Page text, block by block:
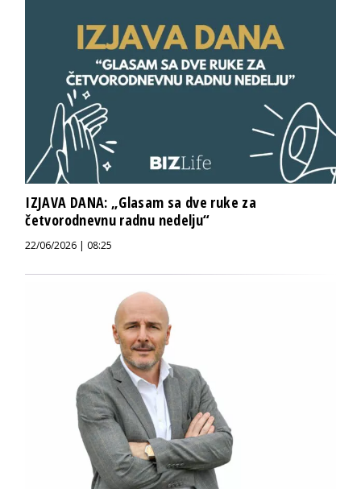
IZJAVA DANA: „Glasam sa dve ruke za
četvorodnevnu radnu nedelju“
22/06/2026 | 08:25